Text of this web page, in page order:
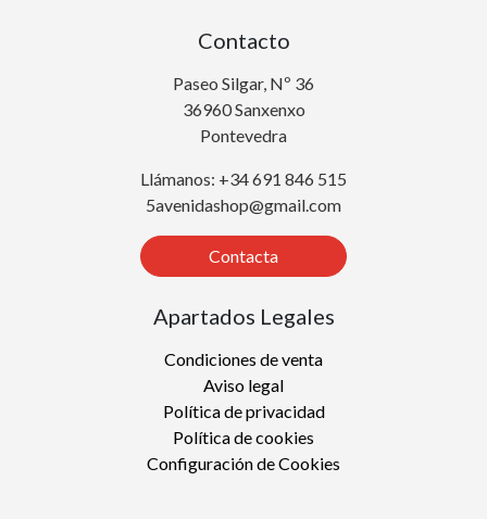
Contacto
Paseo Silgar, Nº 36
36960 Sanxenxo
Pontevedra
Llámanos: +34 691 846 515
5avenidashop@gmail.com
Contacta
Apartados Legales
Condiciones de venta
Aviso legal
Política de privacidad
Política de cookies
Configuración de Cookies